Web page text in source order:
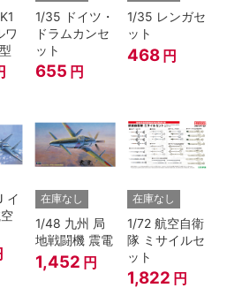
ワ
1/35 ドイツ・
ドラムカンセ
ット
655 円
1/35 レンガセ
ット
468 円
イ
在庫なし
1/48 九州 局
地戦闘機 震電
1,452 円
在庫なし
1/72 航空自衛
隊 ミサイルセ
ット
1,822 円